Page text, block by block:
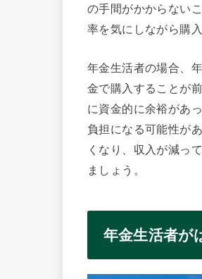
の手間がかからない
率を気にしながら購
年金生活者の場合、
金で購入することが
に資金的に余裕があ
負担になる可能性が
くなり、収入が減っ
ましょう。
年金生活者が